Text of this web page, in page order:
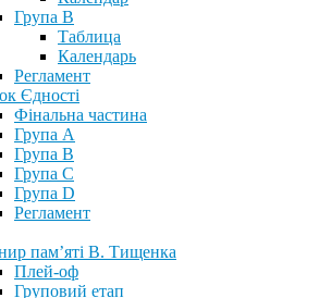
Група В
Таблица
Календарь
Регламент
Єдності
Фінальна частина
Група А
Група В
Група С
Група D
Регламент
пам’яті В. Тищенка
Плей-оф
Груповий етап